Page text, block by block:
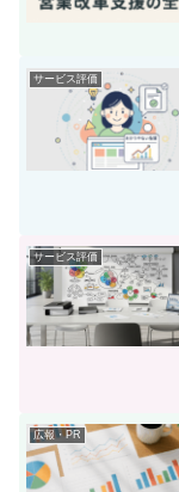
サービス評価
サービス評価
広報・PR